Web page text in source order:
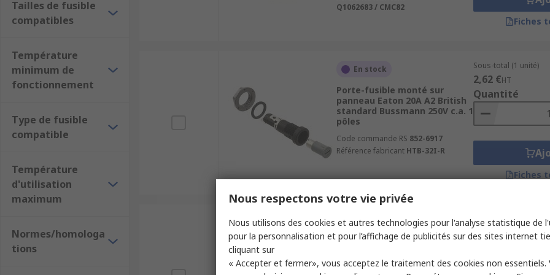
Tailles de fusible
compatibles
Température
minimum de
fonctionnement
Type de fusible
compatible
Température
d'utilisation
maximum
Normes/homologa
tions
Q1062683 / CMC82
Fiches
En stock
Porte-fusible monté sur
panneau Eaton 20A A2 British
standard Bussmann 250V c.a. 1
pôles
Code commande RS 852-6917
Référence fabricant HTB-32I-R
Sous-total (1 unité)
2,62 €HT
Quantité
Fiches
En stock
Porte-fusible monté sur rail
c.a.
Sous-total (1 paquet
141,15 €HT
Nous respectons votre vie privée
Nous utilisons des cookies et autres technologies pour l'analyse statistique de
pour la personnalisation et pour l’affichage de publicités sur des sites internet
cliquant sur
« Accepter et fermer», vous acceptez le traitement des cookies non essentiels.